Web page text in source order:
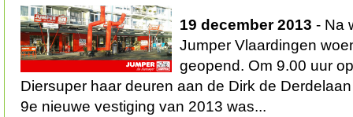
19 december 2013 - Na
Jumper Vlaardingen
geopend. Om 9.00 uur
Diersuper haar deuren aan de Dirk de
9e nieuwe vestiging van 2013 was...